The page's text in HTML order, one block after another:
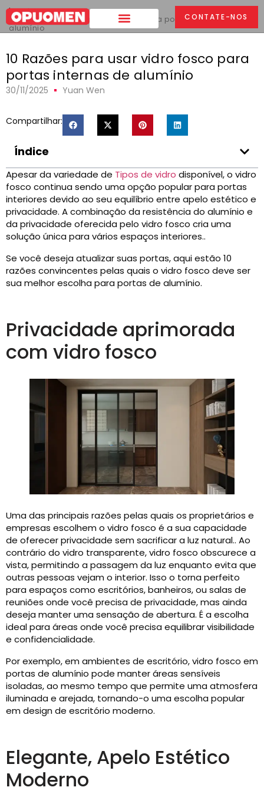
CONTATE-NOS
Lar >
10 Razões para usar vidro fosco para portas internas de
alumínio
10 Razões para usar vidro fosco para
portas internas de alumínio
30/11/2025 Yuan Wen
Compartilhar:
Índice
Apesar da variedade de Tipos de vidro disponível, o vidro
fosco continua sendo uma opção popular para portas
interiores devido ao seu equilíbrio entre apelo estético e
privacidade. A combinação da resistência do alumínio e
da privacidade oferecida pelo vidro fosco cria uma
solução única para vários espaços interiores..
Se você deseja atualizar suas portas, aqui estão 10
razões convincentes pelas quais o vidro fosco deve ser
sua melhor escolha para portas de alumínio.
Privacidade aprimorada
com vidro fosco
Uma das principais razões pelas quais os proprietários e
empresas escolhem o vidro fosco é a sua capacidade
de oferecer privacidade sem sacrificar a luz natural.. Ao
contrário do vidro transparente, vidro fosco obscurece a
vista, permitindo a passagem da luz enquanto evita que
outras pessoas vejam o interior. Isso o torna perfeito
para espaços como escritórios, banheiros, ou salas de
reuniões onde você precisa de privacidade, mas ainda
deseja manter uma sensação de abertura. É a escolha
ideal para áreas onde você precisa equilibrar visibilidade
e confidencialidade.
Por exemplo, em ambientes de escritório, vidro fosco em
portas de alumínio pode manter áreas sensíveis
isoladas, ao mesmo tempo que permite uma atmosfera
iluminada e arejada, tornando-o uma escolha popular
em design de escritório moderno.
Elegante, Apelo Estético
Moderno